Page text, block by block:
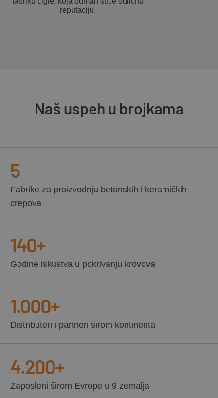
reputaciju.
Naš uspeh u brojkama
5
Fabrike za proizvodnju betonskih i keramičkih
crepova
140+
Godine iskustva u pokrivanju krovova
1.000+
Distributeri i partneri širom kontinenta
4.200+
Zaposleni širom Evrope u 9 zemalja